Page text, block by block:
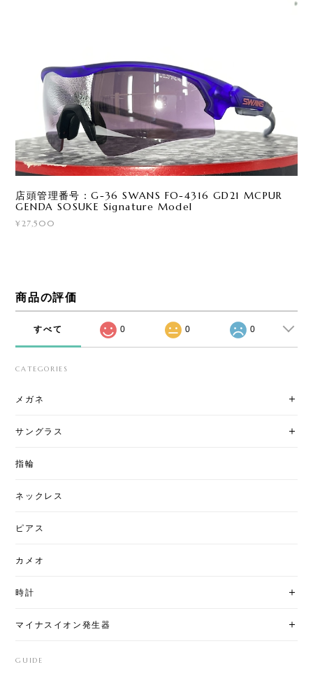
店頭管理番号：G-36 SWANS FO-4316 GD21 MCPUR
GENDA SOSUKE Signature Model
¥27,500
商品の評価
すべて 0 0 0
CATEGORIES
メガネ
サングラス
指輪
ネックレス
ピアス
カメオ
時計
マイナスイオン発生器
GUIDE